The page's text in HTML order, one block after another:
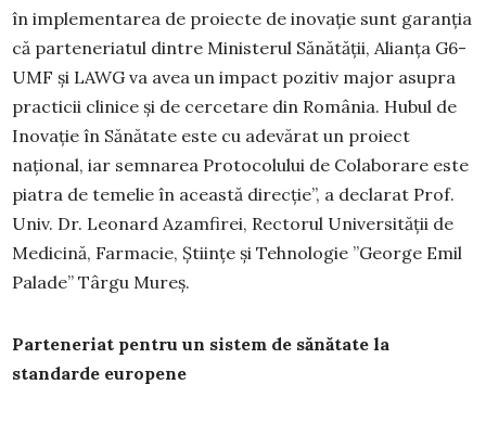
în implementarea de proiecte de inovație sunt garanția
că parteneriatul dintre Ministerul Sănătății, Alianța G6-
UMF și LAWG va avea un impact pozitiv major asupra
practicii clinice și de cercetare din România. Hubul de
Inovație în Sănătate este cu adevărat un proiect
național, iar semnarea Protocolului de Colaborare este
piatra de temelie în această direcție”, a declarat Prof.
Univ. Dr. Leonard Azamfirei, Rectorul Universității de
Medicină, Farmacie, Științe și Tehnologie ”George Emil
Palade” Târgu Mureș.
Parteneriat pentru un sistem de sănătate la
standarde europene